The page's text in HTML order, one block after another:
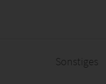
Sonstiges